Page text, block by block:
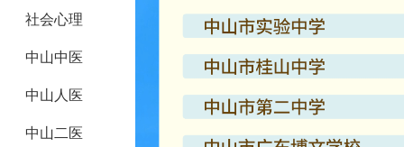
社会心理
中山中医
中山人医
中山二医